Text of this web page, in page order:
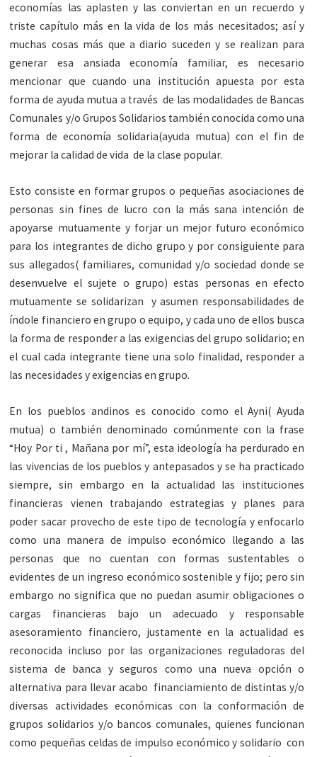
economías las aplasten y las conviertan en un recuerdo y
triste capítulo más en la vida de los más necesitados; así y
muchas cosas más que a diario suceden y se realizan para
generar esa ansiada economía familiar, es necesario
mencionar que cuando una institución apuesta por esta
forma de ayuda mutua a través de las modalidades de Bancas
Comunales y/o Grupos Solidarios también conocida como una
forma de economía solidaria(ayuda mutua) con el fin de
mejorar la calidad de vida de la clase popular.
Esto consiste en formar grupos o pequeñas asociaciones de
personas sin fines de lucro con la más sana intención de
apoyarse mutuamente y forjar un mejor futuro económico
para los integrantes de dicho grupo y por consiguiente para
sus allegados( familiares, comunidad y/o sociedad donde se
desenvuelve el sujete o grupo) estas personas en efecto
mutuamente se solidarizan y asumen responsabilidades de
índole financiero en grupo o equipo, y cada uno de ellos busca
la forma de responder a las exigencias del grupo solidario; en
el cual cada integrante tiene una solo finalidad, responder a
las necesidades y exigencias en grupo.
En los pueblos andinos es conocido como el Ayni( Ayuda
mutua) o también denominado comúnmente con la frase
“Hoy Por ti , Mañana por mí”, esta ideología ha perdurado en
las vivencias de los pueblos y antepasados y se ha practicado
siempre, sin embargo en la actualidad las instituciones
financieras vienen trabajando estrategias y planes para
poder sacar provecho de este tipo de tecnología y enfocarlo
como una manera de impulso económico llegando a las
personas que no cuentan con formas sustentables o
evidentes de un ingreso económico sostenible y fijo; pero sin
embargo no significa que no puedan asumir obligaciones o
cargas financieras bajo un adecuado y responsable
asesoramiento financiero, justamente en la actualidad es
reconocida incluso por las organizaciones reguladoras del
sistema de banca y seguros como una nueva opción o
alternativa para llevar acabo financiamiento de distintas y/o
diversas actividades económicas con la conformación de
grupos solidarios y/o bancos comunales, quienes funcionan
como pequeñas celdas de impulso económico y solidario con